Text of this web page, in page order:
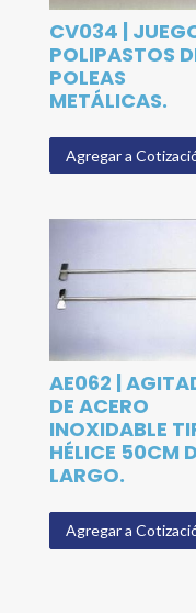
CV034 |
POLIPASTOS
POLEAS
METÁLICAS.
Agregar a
AE062 |
DE ACERO
INOXIDABLE
HÉLICE 50CM
LARGO.
Agregar a